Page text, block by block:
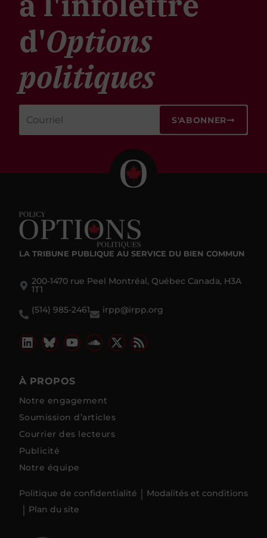
d'Options
politiques
S'ABONNER
LA TRIBUNE PUBLIQUE AU SERVICE DU BIEN COMMUN
200-1470 rue Peel Montréal, Québec Canada, H3A
1T1
(514) 985-2461
irpp@irpp.org
À PROPOS
Notre engagement
Soumission d’articles
Courrier des lecteurs
Publicité
Notre équipe
Politique de confidentialité
Modalités et conditions
Plan du site